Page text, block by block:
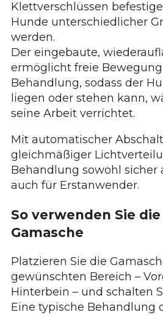
Klettverschlüssen
Hunde unterschiedlicher
werden.
Der eingebaute,
ermöglicht freie
Behandlung, sodass der
liegen oder stehen kann,
seine Arbeit verrichtet.
Mit automatischer
gleichmäßiger
Behandlung sowohl sicher
auch für Erstanwender.
So verwenden Sie
Gamasche
Platzieren Sie die
gewünschten Bereich –
Hinterbein – und schalten
Eine typische Behandlung